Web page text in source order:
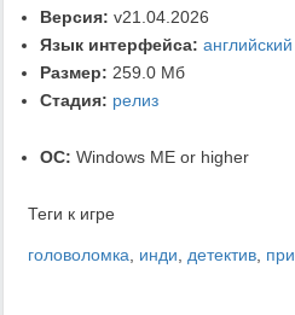
Версия: v21.04.2026
Язык интерфейса: английский
Размер: 259.0 Мб
Стадия: релиз
ОС: Windows ME or higher
Теги к игре
головоломка инди детектив